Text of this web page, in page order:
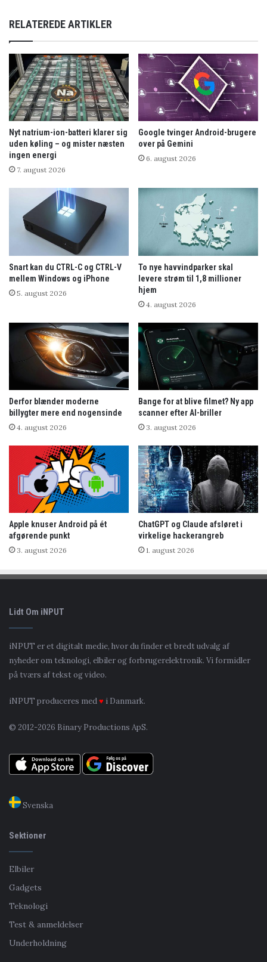
RELATEREDE ARTIKLER
Nyt natrium-ion-batteri klarer sig
uden køling – og mister næsten
ingen energi
7. august 2026
Google tvinger Android-brugere
over på Gemini
6. august 2026
Snart kan du CTRL-C og CTRL-V
mellem Windows og iPhone
5. august 2026
To nye havvindparker skal
levere strøm til 1,8 millioner
hjem
4. august 2026
Derfor blænder moderne
billygter mere end nogensinde
4. august 2026
Bange for at blive filmet? Ny app
scanner efter AI-briller
3. august 2026
Apple knuser Android på ét
afgørende punkt
3. august 2026
ChatGPT og Claude afsløret i
virkelige hackerangreb
1. august 2026
Lidt Om iNPUT
iNPUT er et digitalt medie, hvor du finder et bredt udvalg af
nyheder om teknologi, elbiler og forbrugerelektronik. Vi formidler
på tværs af tekst og video.
iNPUT produceres med♥ i Danmark.
© 2012-2026 Binary Productions ApS.
Svenska
Sektioner
Elbiler
Gadgets
Teknologi
Test & anmeldelser
Underholdning